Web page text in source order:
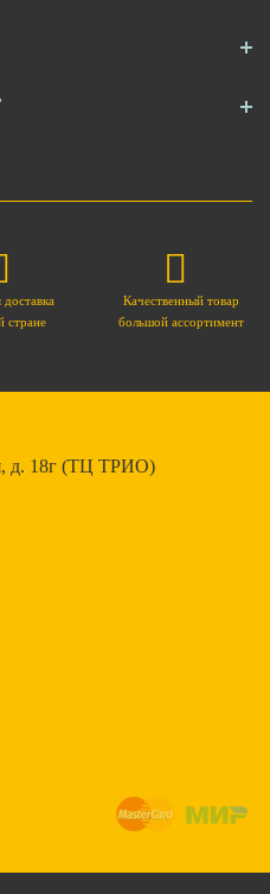
стране
Качественный товар
большой ассортимент
д. 18г (ТЦ ТРИО)